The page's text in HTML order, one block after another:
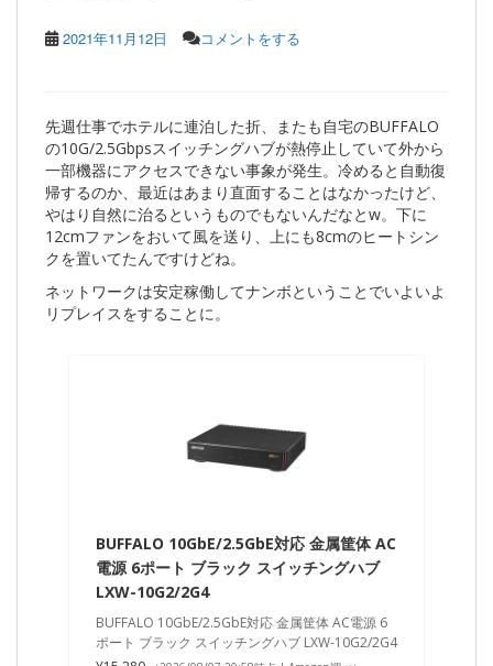
2021年11月12日 コメントをする
先週仕事でホテルに連泊した折、またも自宅のBUFFALO
の10G/2.5Gbpsスイッチングハブが熱停止していて外から
一部機器にアクセスできない事象が発生。冷めると自動復
帰するのか、最近はあまり直面することはなかったけど、
やはり自然に治るというものでもないんだなとw。下に
12cmファンをおいて風を送り、上にも8cmのヒートシン
クを置いてたんですけどね。
ネットワークは安定稼働してナンボということでいよいよ
リプレイスをすることに。
BUFFALO 10GbE/2.5GbE対応 金属筐体 AC
電源 6ポート ブラック スイッチングハブ
LXW-10G2/2G4
BUFFALO 10GbE/2.5GbE対応 金属筐体 AC電源 6
ポート ブラック スイッチングハブ LXW-10G2/2G4